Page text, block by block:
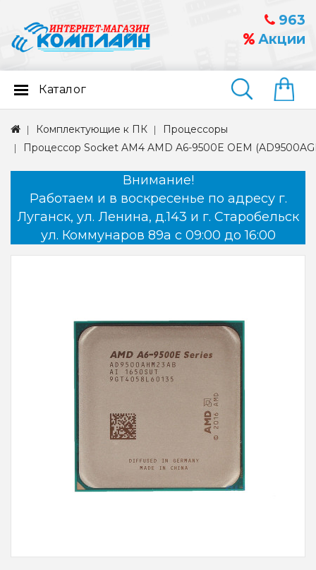
963
Акции
Найти
Каталог
Комплектующие к ПК
Процессоры
Процессор Socket AM4 AMD A6-9500E OEM
Внимание!
Работаем и в воскресенье по адресу г.
Луганск, ул. Ленина, д.143 и г. Старобельск
ул. Коммунаров 89а с 09:00 до 16:00